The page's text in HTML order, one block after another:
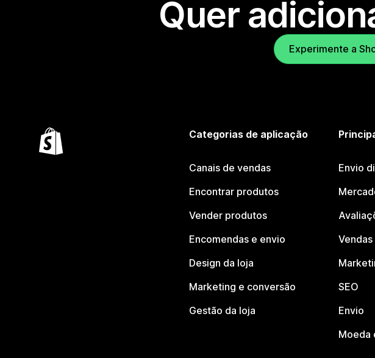
Quer
Experimente a
Categorias de aplicação
Canais de vendas
Encontrar produtos
Vender produtos
Encomendas e envio
Design da loja
Marketing e conversão
Gestão da loja
Envio
SEO
Envio
Moeda